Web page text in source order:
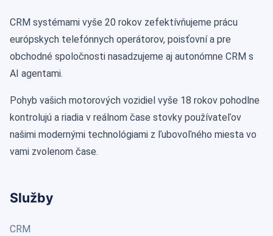
CRM systémami vyše 20 rokov zefektívňujeme prácu
európskych telefónnych operátorov, poisťovní a pre
obchodné spoločnosti nasadzujeme aj autonómne CRM s
AI agentami.
Pohyb vašich motorových vozidiel vyše 18 rokov pohodlne
kontrolujú a riadia v reálnom čase stovky používateľov
našimi modernými technológiami z ľubovoľného miesta vo
vami zvolenom čase.
Služby
CRM